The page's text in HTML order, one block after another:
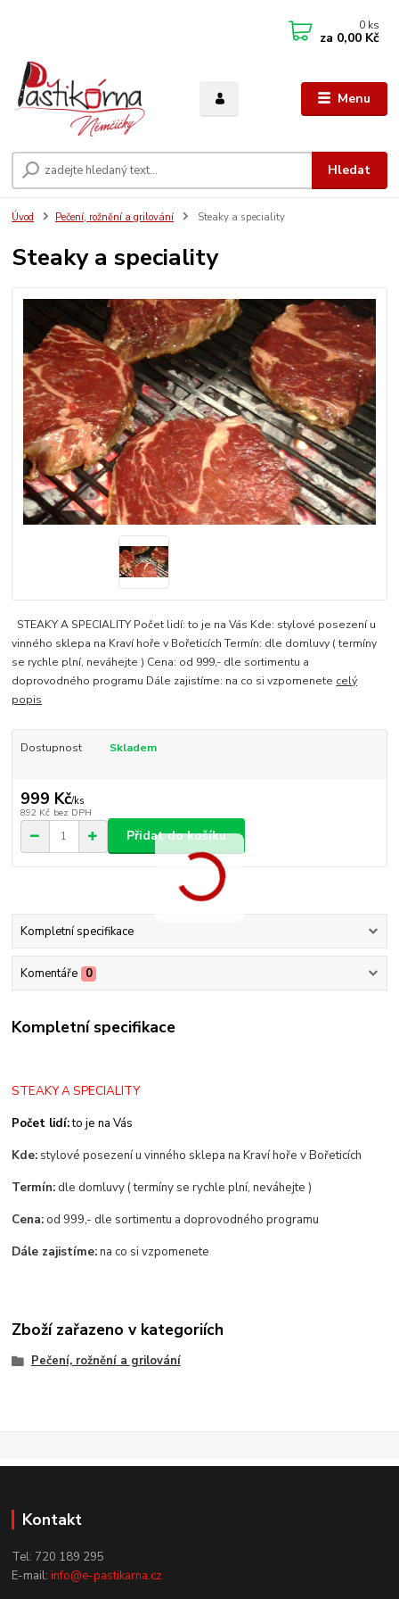
Menu
Hledat
0 ks
za 0,00 Kč
Úvod Pečení, rožnění a grilování Steaky a speciality
Steaky a speciality
STEAKY A SPECIALITY Počet lidí: to je na Vás Kde: stylové posezení u
vinného sklepa na Kraví hoře v Bořeticích Termín: dle domluvy ( termíny
se rychle plní, neváhejte ) Cena: od 999,- dle sortimentu a
doprovodného programu Dále zajistíme: na co si vzpomenete celý
popis
Dostupnost Skladem
999 Kč/ks
892 Kč bez DPH
Přidat do košíku
Kompletní specifikace
Komentáře 0
Kompletní specifikace
STEAKY A SPECIALITY
Počet lidí:to je na Vás
Kde: stylové posezení u vinného sklepa na Kraví hoře v Bořeticích
Termín:dle domluvy ( termíny se rychle plní, neváhejte )
Cena:od 999,- dle sortimentu a doprovodného programu
Dále zajistíme:na co si vzpomenete
Zboží zařazeno v kategoriích
Pečení, rožnění a grilování
Kontakt
Tel: 720 189 295
E-mail:info@e-pastikarna.cz